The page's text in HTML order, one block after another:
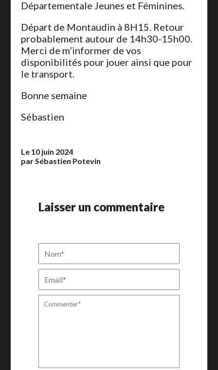
Départementale Jeunes et Féminines.
Départ de Montaudin à 8H15. Retour
probablement autour de 14h30-15h00.
Merci de m’informer de vos
disponibilités pour jouer ainsi que pour
le transport.
Bonne semaine
Sébastien
Le 10 juin 2024
par Sébastien Potevin
Laisser un commentaire